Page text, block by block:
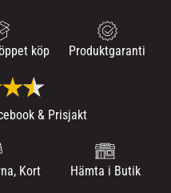
köp Produktgaranti
& Prisjakt
Kort Hämta i Butik